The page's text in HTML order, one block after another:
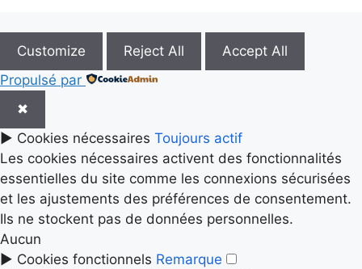
Customize Reject All
Accept All
Propulsé par
✖
► Cookies nécessaires Toujours actif
Les cookies nécessaires activent des fonctionnalités
essentielles du site comme les connexions sécurisées
et les ajustements des préférences de consentement.
Ils ne stockent pas de données personnelles.
Aucun
► Cookies fonctionnels Remarque